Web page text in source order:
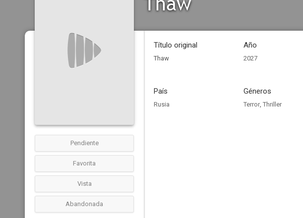
Pendiente
Favorita
Vista
Abandonada
Título original
Thaw
Año
2027
País
Rusia
Géneros
Terror, Thriller